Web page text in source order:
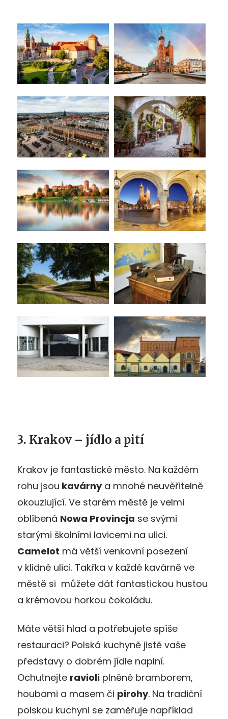
3. Krakov – jídlo a pití
Krakov je fantastické město. Na každém
rohu jsou kavárnya mnohé neuvěřitelně
okouzlující. Ve starém městě je velmi
oblíbená Nowa Provincja se svými
starými školními lavicemi na ulici.
Camelot má větší venkovní posezení
v klidné ulici. Takřka v každé kavárně ve
městě si můžete dát fantastickou hustou
a krémovou horkou čokoládu.
Máte větší hlad a potřebujete spíše
restauraci? Polská kuchyně jistě vaše
představy o dobrém jídle naplní.
Ochutnejte ravioli plněné bramborem,
houbami a masem či pirohy. Na tradiční
polskou kuchyni se zaměřuje například